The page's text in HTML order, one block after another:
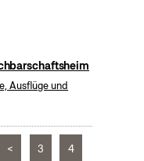
Ausflüge und
< 3 4